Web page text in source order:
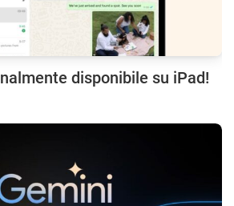
disponibile su iPad!